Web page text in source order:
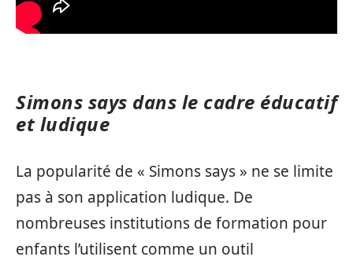
Simons says dans le cadre éducatif
et ludique
La popularité de « Simons says » ne se limite
pas à son application ludique. De
nombreuses institutions de formation pour
enfants l’utilisent comme un outil